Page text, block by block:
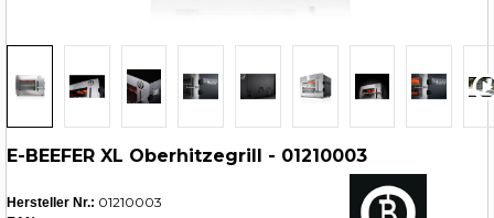
E-BEEFER XL Oberhitzegrill - 01210003
Hersteller Nr.: 01210003